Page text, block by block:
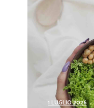
1 LUGLIO 2026